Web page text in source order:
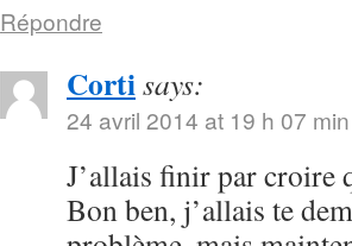
Répondre
Cortisays:
24 avril 2014 at 19 h 07 min
J’allais finir par croire
Bon ben, j’allais te